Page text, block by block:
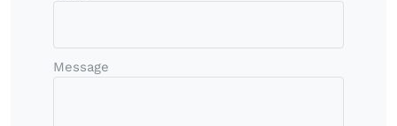
Message